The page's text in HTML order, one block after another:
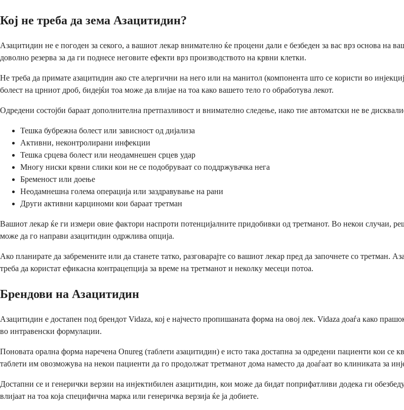
Кој не треба да зема Азацитидин?
Азацитидин не е погоден за секого, а вашиот лекар внимателно ќе процени дали е безбеден за вас врз основа на
доволно резерва за да ги поднесе неговите ефекти врз производството на крвни клетки.
Не треба да примате азацитидин ако сте алергични на него или на манитол (компонента што се користи во
болест на црниот дроб, бидејќи тоа може да влијае на тоа како вашето тело го обработува лекот.
Одредени состојби бараат дополнителна претпазливост и внимателно следење, иако тие автоматски не ве
Тешка бубрежна болест или зависност од дијализа
Активни, неконтролирани инфекции
Тешка срцева болест или неодамнешен срцев удар
Многу ниски крвни слики кои не се подобруваат со поддржувачка нега
Бременост или доење
Неодамнешна голема операција или заздравување на рани
Други активни карциноми кои бараат третман
Вашиот лекар ќе ги измери овие фактори наспроти потенцијалните придобивки од третманот. Во некои случаи,
може да го направи азацитидин одржлива опција.
Ако планирате да забремените или да станете татко, разговарајте со вашиот лекар пред да започнете со
треба да користат ефикасна контрацепција за време на третманот и неколку месеци потоа.
Брендови на Азацитидин
Азацитидин е достапен под брендот Vidaza, кој е најчесто пропишаната форма на овој лек. Vidaza доаѓа како
во интравенски формулации.
Поновата орална форма наречена Onureg (таблети азацитидин) е исто така достапна за одредени пациенти кои
таблети им овозможува на некои пациенти да го продолжат третманот дома наместо да доаѓаат во клиниката за
Достапни се и генерички верзии на инјектибилен азацитидин, кои може да бидат поприфатливи додека ги
влијаат на тоа која специфична марка или генеричка верзија ќе ја добиете.